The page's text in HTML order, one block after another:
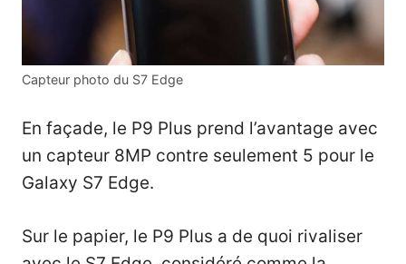
Capteur photo du S7 Edge
En façade, le P9 Plus prend l’avantage avec
un capteur 8MP contre seulement 5 pour le
Galaxy S7 Edge.
Sur le papier, le P9 Plus a de quoi rivaliser